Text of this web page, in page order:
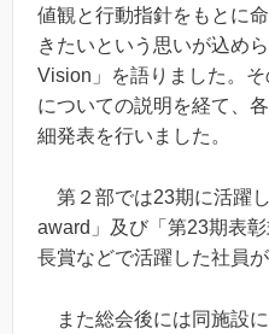
値観と行動指針をもとに
きたいという思いが込め
Vision」を語りました。
についての説明を経て、
細発表を行いました。
第２部では23期に活躍
award」及び「第23期表
長賞などで活躍した社員
また総会後には同施設